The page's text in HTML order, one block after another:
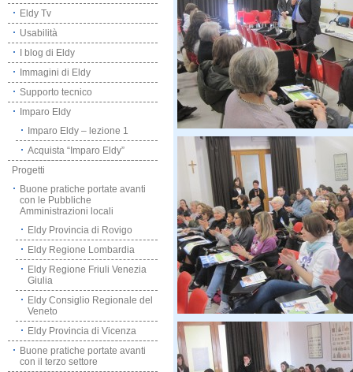
Eldy Tv
Usabilità
I blog di Eldy
Immagini di Eldy
Supporto tecnico
Imparo Eldy
Imparo Eldy – lezione 1
Acquista “Imparo Eldy”
Progetti
Buone pratiche portate avanti
con le Pubbliche
Amministrazioni locali
Eldy Provincia di Rovigo
Eldy Regione Lombardia
Eldy Regione Friuli Venezia
Giulia
Eldy Consiglio Regionale del
Veneto
Eldy Provincia di Vicenza
Buone pratiche portate avanti
con il terzo settore